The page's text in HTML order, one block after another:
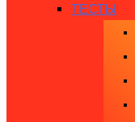
ТЕСТЫ